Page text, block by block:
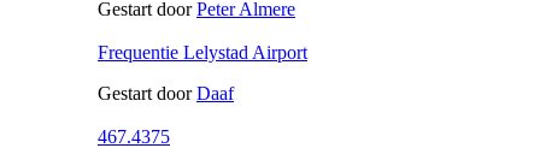
Gestart doorPeter Almere
Frequentie Lelystad Airport
Gestart doorDaaf
467.4375